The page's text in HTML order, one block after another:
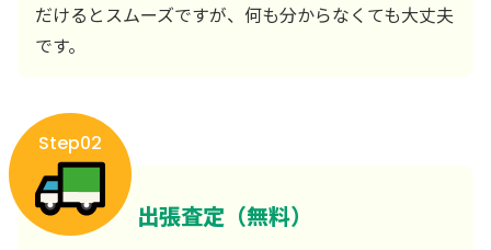
だけるとスムーズですが、何も分からなくても大丈夫
です。
Step02
出張査定（無料）